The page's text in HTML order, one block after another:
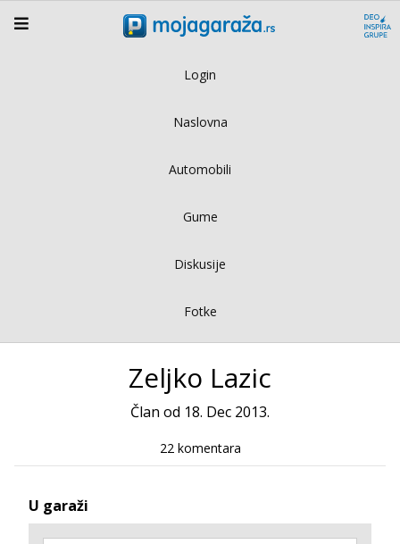
Login
Naslovna
Automobili
Gume
Diskusije
Fotke
Zeljko Lazic
Član od 18. Dec 2013.
22 komentara
U garaži